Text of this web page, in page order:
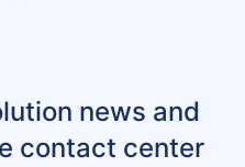
news and
contact center